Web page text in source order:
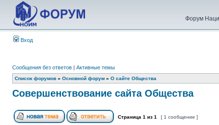
Форум
Вход
Сообщения без ответов | Активные темы
Список форумов » Основной форум » О сайте Общества
Совершенствование сайта Общества
Страница 1 из 1 [ 1 сообщение ]